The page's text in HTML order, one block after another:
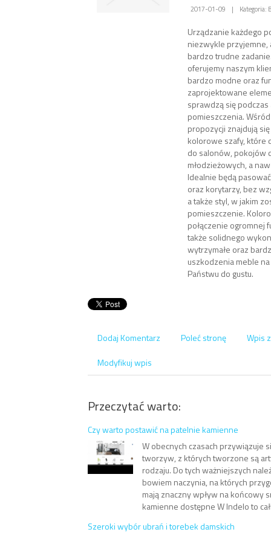
2017-01-09 |
Urządzanie każdego
niezwykle
bardzo trudne
oferujemy naszym
bardzo modne oraz
zaprojektowane
sprawdzą się podczas
pomieszczenia.
propozycji znajdują
kolorowe szafy, które
do salonów, pokojów
młodzieżowych, a
Idealnie będą
oraz korytarzy, bez
a także styl, w jakim
pomieszczenie.
połączenie ogromnej
także solidnego
wytrzymałe oraz
uszkodzenia meble
Państwu do gustu.
Dodaj Komentarz Poleć stronę
Wpis
Modyfikuj wpis
Przeczytać warto:
Czy warto postawić na patelnie kamienne
W obecnych czasach przywiązuje
tworzyw, z których tworzone są
rodzaju. Do tych ważniejszych
bowiem naczynia, na których
mają znaczny wpływ na końcowy
kamienne dostępne W Indelo to
Szeroki wybór ubrań i torebek damskich